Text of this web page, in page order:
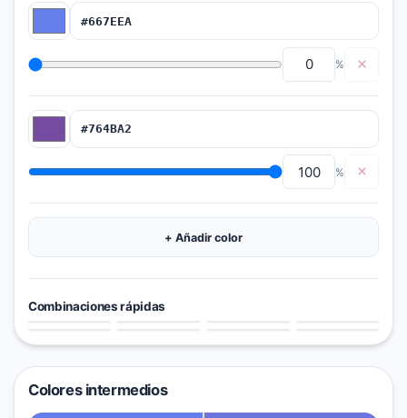
% ×
% ×
+ Añadir color
Combinaciones rápidas
Colores intermedios